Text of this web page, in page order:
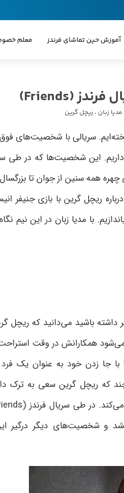
آموزش حین تماشای فرندز معلم
مدیا زبان ، ریچل گرین
سریالی با شخصیت‌های
این شخصیت‌ها که در طی
همه سنین از جوان تا بزرگسال
ریچل گرین با بازی جنیفر
با مدیا زبان در این نیم
داشته باشید می‌دانید که ریچل
همکارانش در وقت استراحت
جا زدن خود به عنوان یک فرد
که ریچل گرین سعی به ترک
در طی سریال فرندز
و شخصیت‌های دیگر درگیر